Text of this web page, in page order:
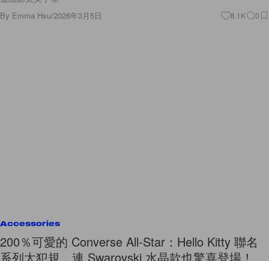
By Emma Hsu/2026年3月5日 8.1K 0
Accessories
200％可愛的 Converse All-Star：Hello Kitty 聯名
系列太犯規，連 Swarovski 水晶款也驚喜登場！